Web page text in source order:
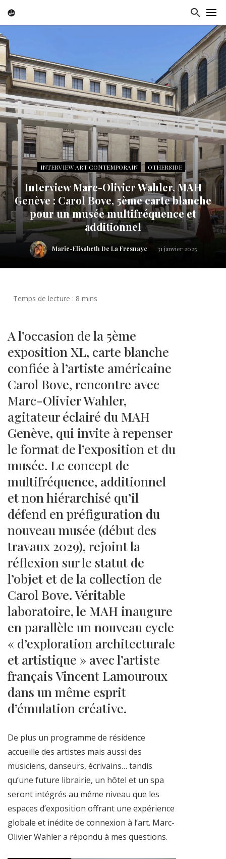
INTERVIEW ART CONTEMPORAIN OTHERSIDE
Interview Marc-Olivier Wahler, MAH
Genève : Carol Bove, 5ème carte blanche
pour un musée multifréquence et
additionnel
Marie-Elisabeth De La Fresnaye 31 janvier 2025
A l’occasion de la 5ème
exposition XL, carte blanche
confiée à l’artiste américaine
Carol Bove, rencontre avec
Marc-Olivier Wahler,
agitateur éclairé du MAH
Genève, qui invite à repenser
le format de l’exposition et du
musée. Le concept de
multifréquence, additionnel
et non hiérarchisé qu’il
défend en préfiguration du
nouveau musée (début des
travaux 2029), rejoint la
réflexion sur le statut de
l’objet et de la collection de
Carol Bove. Véritable
laboratoire, le MAH inaugure
en parallèle un nouveau cycle
« d’exploration architecturale
et artistique » avec l’artiste
français Vincent Lamouroux
dans un même esprit
d’émulation créative.
De plus un programme de résidence
accueille des artistes mais aussi des
musiciens, danseurs, écrivains… tandis
qu’une future librairie, un hôtel et un spa
seront intégrés au même niveau que les
espaces d’exposition offrant une expérience
globale et inédite de connexion à l’art. Marc-
Olivier Wahler a répondu à mes questions.